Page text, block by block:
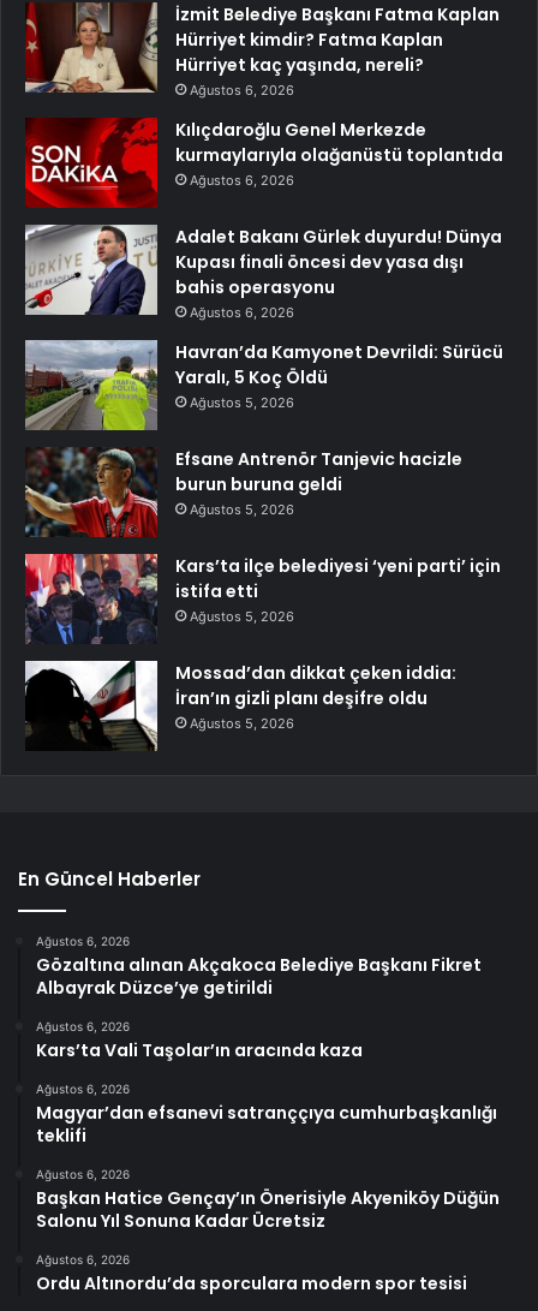
İzmit Belediye Başkanı Fatma Kaplan
Hürriyet kimdir? Fatma Kaplan
Hürriyet kaç yaşında, nereli?
Ağustos 6, 2026
Kılıçdaroğlu Genel Merkezde
kurmaylarıyla olağanüstü toplantıda
Ağustos 6, 2026
Adalet Bakanı Gürlek duyurdu! Dünya
Kupası finali öncesi dev yasa dışı
bahis operasyonu
Ağustos 6, 2026
Havran’da Kamyonet Devrildi: Sürücü
Yaralı, 5 Koç Öldü
Ağustos 5, 2026
Efsane Antrenör Tanjevic hacizle
burun buruna geldi
Ağustos 5, 2026
Kars’ta ilçe belediyesi ‘yeni parti’ için
istifa etti
Ağustos 5, 2026
Mossad’dan dikkat çeken iddia:
İran’ın gizli planı deşifre oldu
Ağustos 5, 2026
En Güncel Haberler
Ağustos 6, 2026
Gözaltına alınan Akçakoca Belediye Başkanı Fikret
Albayrak Düzce’ye getirildi
Ağustos 6, 2026
Kars’ta Vali Taşolar’ın aracında kaza
Ağustos 6, 2026
Magyar’dan efsanevi satranççıya cumhurbaşkanlığı
teklifi
Ağustos 6, 2026
Başkan Hatice Gençay’ın Önerisiyle Akyeniköy Düğün
Salonu Yıl Sonuna Kadar Ücretsiz
Ağustos 6, 2026
Ordu Altınordu’da sporculara modern spor tesisi